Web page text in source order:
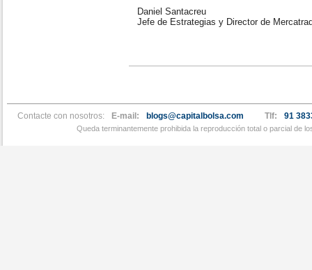
Daniel Santacreu
Jefe de Estrategias y Director de
Contacte con nosotros: E-mail: blogs@capitalbolsa.com Tlf: 91
Queda terminantemente prohibida la reproducción total o parcial de